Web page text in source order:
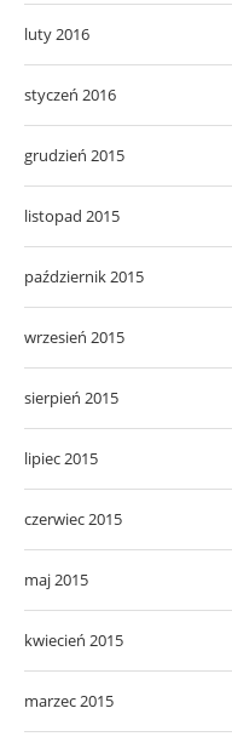
luty 2016
styczeń 2016
grudzień 2015
listopad 2015
październik 2015
wrzesień 2015
sierpień 2015
lipiec 2015
czerwiec 2015
maj 2015
kwiecień 2015
marzec 2015